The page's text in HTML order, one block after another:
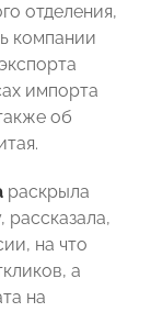
отделения,
компании
импорта
об
раскрыла
рассказала,
на что
а
на